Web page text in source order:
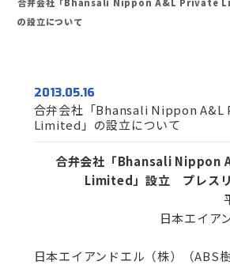
の設立について
2013.05.16
合弁会社「Bhansali Nippon A&L
Limited」の設立について
合弁会社「Bhansali Nippon
Limited」設立 プレス
日本エイア
日本エイアンドエル（株）（ABS